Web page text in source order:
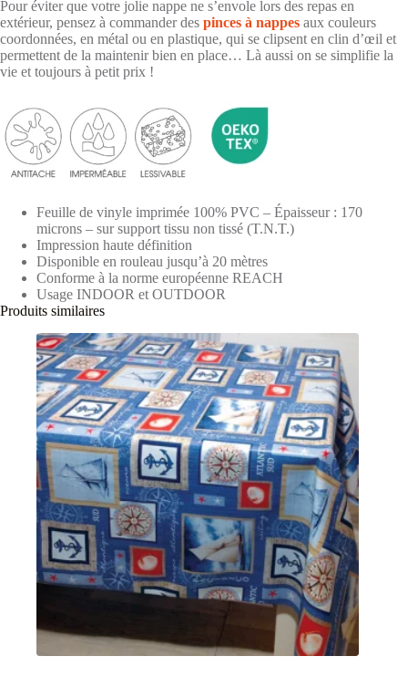
Pour éviter que votre jolie nappe ne s’envole lors des repas en
extérieur, pensez à commander des pinces à nappes aux couleurs
coordonnées, en métal ou en plastique, qui se clipsent en clin d’œil et
permettent de la maintenir bien en place… Là aussi on se simplifie la
vie et toujours à petit prix !
Feuille de vinyle imprimée 100% PVC – Épaisseur : 170
microns – sur support tissu non tissé (T.N.T.)
Impression haute définition
Disponible en rouleau jusqu’à 20 mètres
Conforme à la norme européenne REACH
Usage INDOOR et OUTDOOR
Produits similaires